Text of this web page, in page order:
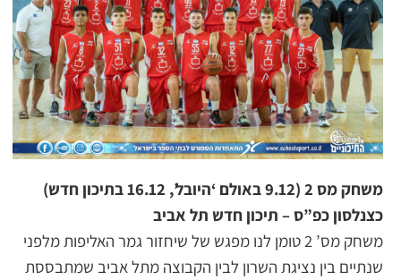
משחק מס 2 (9.12 באולם ‘היובל’, 16.12 בתיכון חדש)
כצנלסון כפ”ס – תיכון חדש תל אביב
משחק מס’ 2 טומן לנו מפגש של שיחזור גמר האליפות מלפני
שנתיים בין נציגת השרון לבין הקבוצה מתל אביב שמתבססת